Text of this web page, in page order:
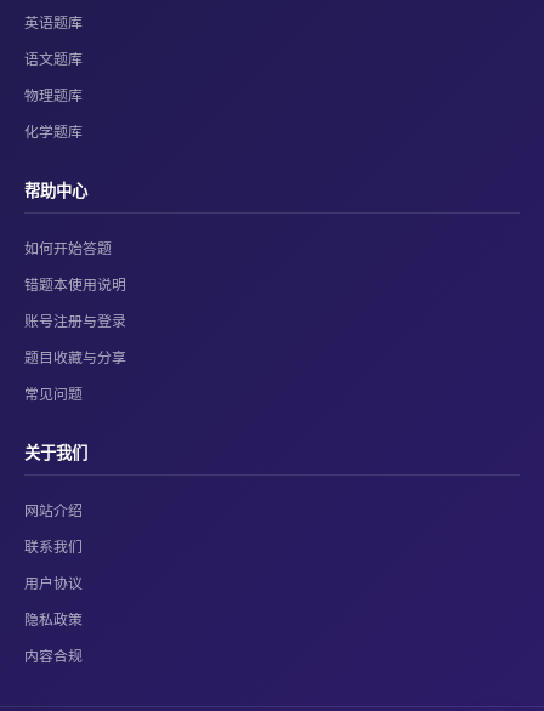
英语题库
语文题库
物理题库
化学题库
帮助中心
如何开始答题
错题本使用说明
账号注册与登录
题目收藏与分享
常见问题
关于我们
网站介绍
联系我们
用户协议
隐私政策
内容合规